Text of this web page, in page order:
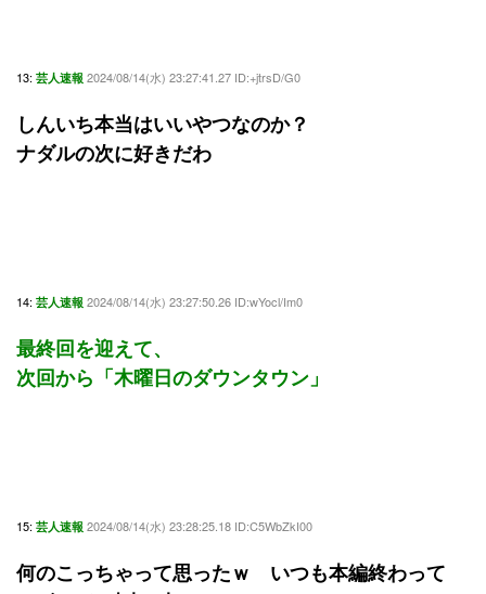
13: 芸人速報 2024/08/14(水) 23:27:41.27 ID:+jtrsD/G0
しんいち本当はいいやつなのか？
ナダルの次に好きだわ
14: 芸人速報 2024/08/14(水) 23:27:50.26 ID:wYocl/Im0
最終回を迎えて、
次回から「木曜日のダウンタウン」
15: 芸人速報 2024/08/14(水) 23:28:25.18 ID:C5WbZkI00
何のこっちゃって思ったｗ いつも本編終わって